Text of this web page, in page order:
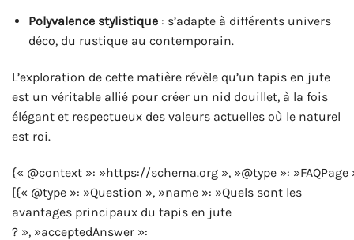
Polyvalence stylistique: s’adapte à différents univers
déco, du rustique au contemporain.
L’exploration de cette matière révèle qu’un tapis en jute
est un véritable allié pour créer un nid douillet, à la fois
élégant et respectueux des valeurs actuelles où le naturel
est roi.
{« @context »: »https://schema.org », »@type »:
[{« @type »: »Question », »name »: »Quels sont les
avantages principaux du tapis en jute
? », »acceptedAnswer »: